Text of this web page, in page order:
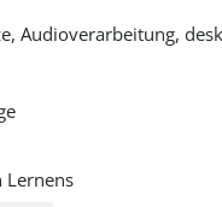
Audioverarbeitung,
Lernens